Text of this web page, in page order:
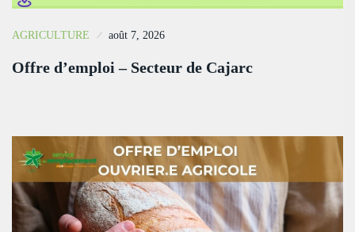
AGRICULTURE août 7, 2026
Offre d’emploi – Secteur de Cajarc